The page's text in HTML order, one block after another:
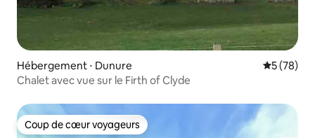
Hébergement ⋅ Dunure
5 (78)
Chalet avec vue sur le Firth of Clyde
Coup de cœur voyageurs
Coup de cœur voyageurs